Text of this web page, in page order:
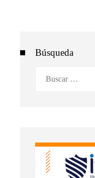
Búsqueda